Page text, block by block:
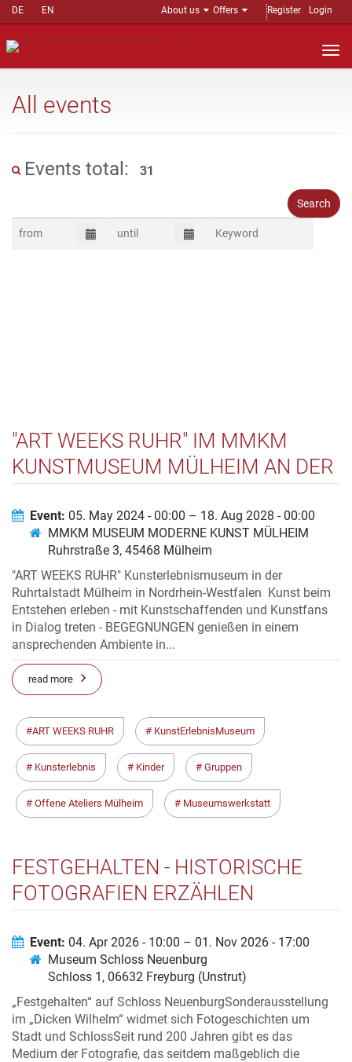
DE EN About us Offers Register Login
All events
Events total: 31
"ART WEEKS RUHR" IM MMKM
KUNSTMUSEUM MÜLHEIM AN DER
Event: 05. May 2024 - 00:00 – 18. Aug 2028 - 00:00
MMKM MUSEUM MODERNE KUNST MÜLHEIM
Ruhrstraße 3, 45468 Mülheim
"ART WEEKS RUHR" Kunsterlebnismuseum in der
Ruhrtalstadt Mülheim in Nordrhein-Westfalen Kunst beim
Entstehen erleben - mit Kunstschaffenden und Kunstfans
in Dialog treten - BEGEGNUNGEN genießen in einem
ansprechenden Ambiente in...
read more
ART WEEKS RUHR KunstErlebnisMuseum
Kunsterlebnis Kinder Gruppen
Offene Ateliers Mülheim Museumswerkstatt
FESTGEHALTEN - HISTORISCHE
FOTOGRAFIEN ERZÄHLEN
Event: 04. Apr 2026 - 10:00 – 01. Nov 2026 - 17:00
Museum Schloss Neuenburg
Schloss 1, 06632 Freyburg (Unstrut)
„Festgehalten“ auf Schloss NeuenburgSonderausstellung
im „Dicken Wilhelm“ widmet sich Fotogeschichten um
Stadt und SchlossSeit rund 200 Jahren gibt es das
Medium der Fotografie, das seitdem maßgeblich die